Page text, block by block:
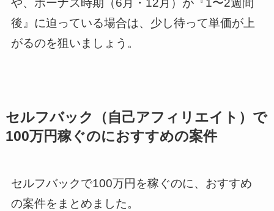
や、ボーナス時期（6月・12月）が『1〜2週間
後』に迫っている場合は、少し待って単価が上
がるのを狙いましょう。
セルフバック（自己アフィリエイト）で
100万円稼ぐのにおすすめの案件
セルフバックで100万円を稼ぐのに、おすすめ
の案件をまとめました。